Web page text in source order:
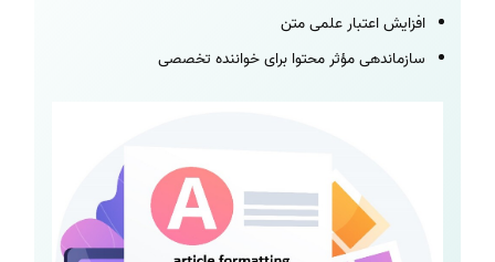
افزایش اعتبار علمی متن
سازماندهی مؤثر محتوا برای خواننده تخصصی